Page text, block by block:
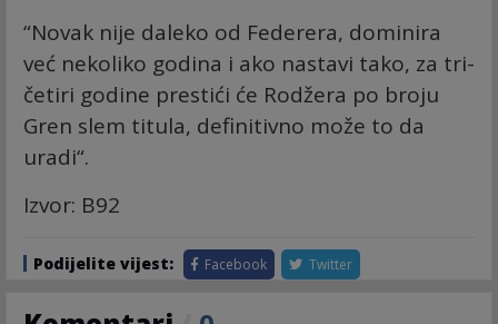
“Novak nije daleko od Federera, dominira
već nekoliko godina i ako nastavi tako, za tri-
četiri godine prestići će Rodžera po broju
Gren slem titula, definitivno može to da
uradi“.
Izvor: B92
Podijelite vijest: Facebook Twitter